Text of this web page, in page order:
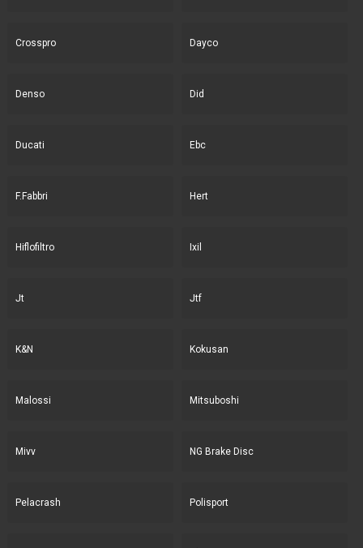
Crosspro Dayco
Denso Did
Ducati Ebc
F.Fabbri Hert
Hiflofiltro Ixil
Jt Jtf
K&N Kokusan
Malossi Mitsuboshi
Mivv NG Brake Disc
Pelacrash Polisport